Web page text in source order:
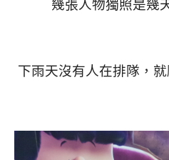
幾張人物獨照是幾
下雨天沒有人在排隊，